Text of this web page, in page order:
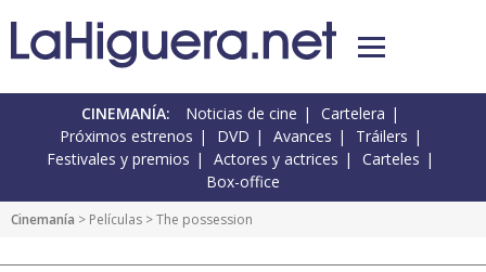
CINEMANÍA: Noticias de cine
Cartelera
Próximos estrenos
DVD Avances
Tráilers
Festivales y premios
Actores y actrices
Carteles
Box-office
Cinemanía > Películas > The possession